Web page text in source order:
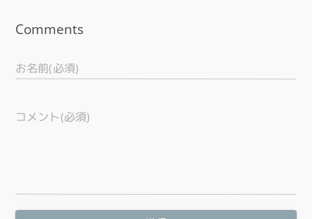
Comments
お名前(必須)
コメント(必須)